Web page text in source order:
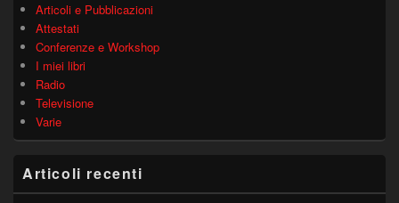
Articoli e Pubblicazioni
Attestati
Conferenze e Workshop
I miei libri
Radio
Televisione
Varie
Articoli recenti